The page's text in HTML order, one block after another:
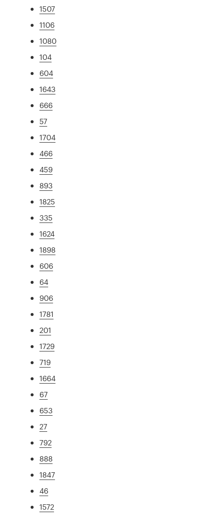
1507
1106
1080
104
604
1643
666
57
1704
466
459
893
1825
335
1624
1898
606
64
906
1781
201
1729
719
1664
67
653
27
792
888
1847
46
1572